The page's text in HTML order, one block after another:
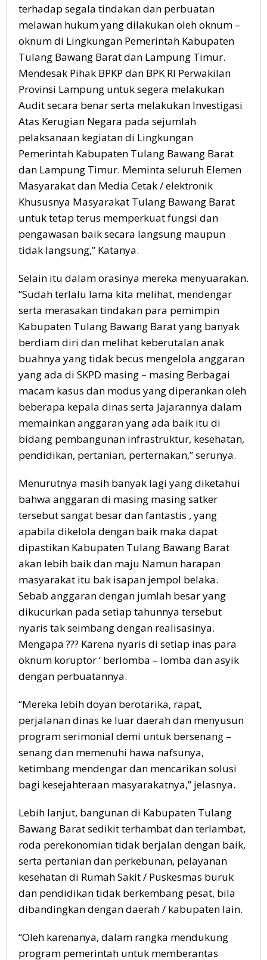
terhadap segala tindakan dan perbuatan
melawan hukum yang dilakukan oleh oknum –
oknum di Lingkungan Pemerintah Kabupaten
Tulang Bawang Barat dan Lampung Timur.
Mendesak Pihak BPKP dan BPK RI Perwakilan
Provinsi Lampung untuk segera melakukan
Audit secara benar serta melakukan Investigasi
Atas Kerugian Negara pada sejumlah
pelaksanaan kegiatan di Lingkungan
Pemerintah Kabupaten Tulang Bawang Barat
dan Lampung Timur. Meminta seluruh Elemen
Masyarakat dan Media Cetak / elektronik
Khususnya Masyarakat Tulang Bawang Barat
untuk tetap terus memperkuat fungsi dan
pengawasan baik secara langsung maupun
tidak langsung,” Katanya.
Selain itu dalam orasinya mereka menyuarakan.
“Sudah terlalu lama kita melihat, mendengar
serta merasakan tindakan para pemimpin
Kabupaten Tulang Bawang Barat yang banyak
berdiam diri dan melihat keberutalan anak
buahnya yang tidak becus mengelola anggaran
yang ada di SKPD masing – masing Berbagai
macam kasus dan modus yang diperankan oleh
beberapa kepala dinas serta Jajarannya dalam
memainkan anggaran yang ada baik itu di
bidang pembangunan infrastruktur, kesehatan,
pendidikan, pertanian, perternakan,” serunya.
Menurutnya masih banyak lagi yang diketahui
bahwa anggaran di masing masing satker
tersebut sangat besar dan fantastis , yang
apabila dikelola dengan baik maka dapat
dipastikan Kabupaten Tulang Bawang Barat
akan lebih baik dan maju Namun harapan
masyarakat itu bak isapan jempol belaka.
Sebab anggaran dengan jumlah besar yang
dikucurkan pada setiap tahunnya tersebut
nyaris tak seimbang dengan realisasinya.
Mengapa ??? Karena nyaris di setiap inas para
oknum koruptor ‘ berlomba – lomba dan asyik
dengan perbuatannya.
“Mereka lebih doyan berotarika, rapat,
perjalanan dinas ke luar daerah dan menyusun
program serimonial demi untuk bersenang –
senang dan memenuhi hawa nafsunya,
ketimbang mendengar dan mencarikan solusi
bagi kesejahteraan masyarakatnya,” jelasnya.
Lebih lanjut, bangunan di Kabupaten Tulang
Bawang Barat sedikit terhambat dan terlambat,
roda perekonomian tidak berjalan dengan baik,
serta pertanian dan perkebunan, pelayanan
kesehatan di Rumah Sakit / Puskesmas buruk
dan pendidikan tidak berkembang pesat, bila
dibandingkan dengan daerah / kabupaten lain.
“Oleh karenanya, dalam rangka mendukung
program pemerintah untuk memberantas